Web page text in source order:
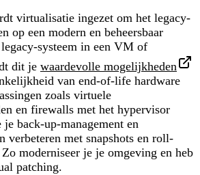
virtualisatie ingezet om het legacy-
op een modern en beheersbaar
systeem in een VM of
dit je waardevolle mogelijkheden
van end-of-life hardware
zoals virtuele
en firewalls met het hypervisor
back-up-management en
verbeteren met snapshots en roll-
moderniseer je je omgeving en heb
patching.